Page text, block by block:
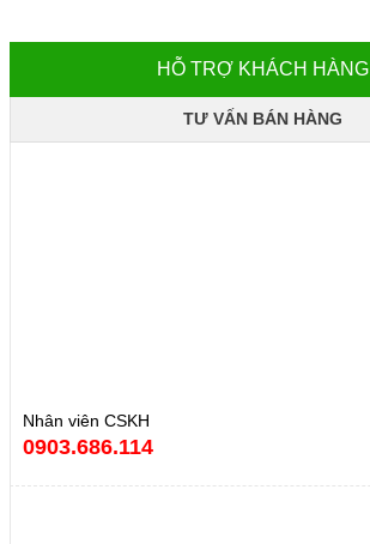
HỖ TRỢ KHÁCH HÀNG
TƯ VẤN BÁN HÀNG
Nhân viên CSKH
0903.686.114